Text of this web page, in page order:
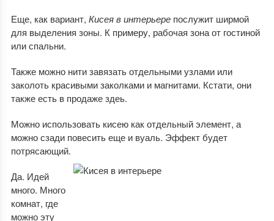
Еще, как вариант, Кисея в интерьерепослужит ширмой
для выделения зоны. К примеру, рабочая зона от гостиной
или спальни.
Также можно нити завязать отдельными узлами или
заколоть красивыми заколками и магнитами. Кстати, они
также есть в продаже здеь.
Можно использовать кисею как отдельный элемент, а
можно сзади повесить еще и вуаль. Эффект будет
потрясающий.
Да. Идей
много. Много
комнат, где
можно эту